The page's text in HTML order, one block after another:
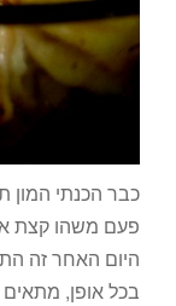
כבר הכנתי המון
פעם משהו קצת
היום האחר זה
בכל אופן,